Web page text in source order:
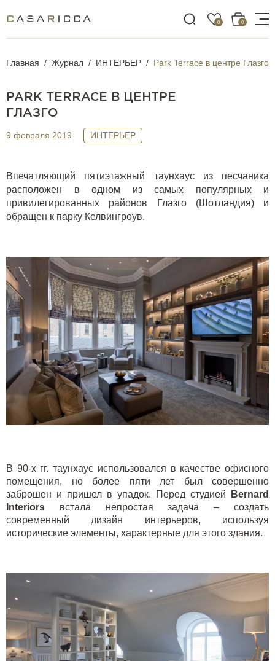
0 0
Главная Журнал ИНТЕРЬЕР Park Terrace в центре Глазго
PARK TERRACE В ЦЕНТРЕ
ГЛАЗГО
9 февраля 2019 ИНТЕРЬЕР
Впечатляющий пятиэтажный таунхаус из песчаника
расположен в одном из самых популярных и
привилегированных районов Глазго (Шотландия) и
обращен к парку Келвингроув.
В 90-х гг. таунхаус использовался в качестве офисного
помещения, но более пяти лет был совершенно
заброшен и пришел в упадок. Перед студией
Bernard
Interiors
встала непростая задача – создать
современный дизайн интерьеров, используя
исторические элементы, характерные для этого здания.